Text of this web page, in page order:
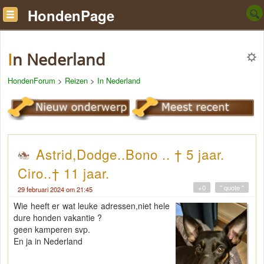
HondenPage
In Nederland
HondenForum > Reizen > In Nederland
Astrid,Dodge..Bono .. † 5 jaar.
Ciro..† 11 jaar.
29 februari 2024 om 21:45 " quote "
+0
Wie heeft er wat leuke adressen,niet hele
dure honden vakantie ?
geen kamperen svp.
En ja in Nederland